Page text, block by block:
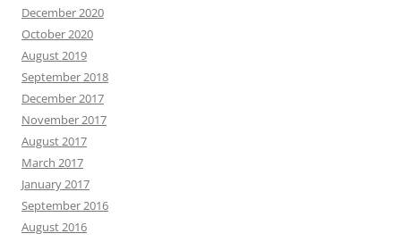
December 2020
October 2020
August 2019
September 2018
December 2017
November 2017
August 2017
March 2017
January 2017
September 2016
August 2016